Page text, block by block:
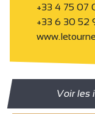
+33 4 75 07
+33 6 30 52
Voir les